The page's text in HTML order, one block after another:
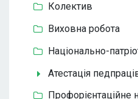
Колектив
Виховна робота
Національно-
Атестація
Профорієнтаційне